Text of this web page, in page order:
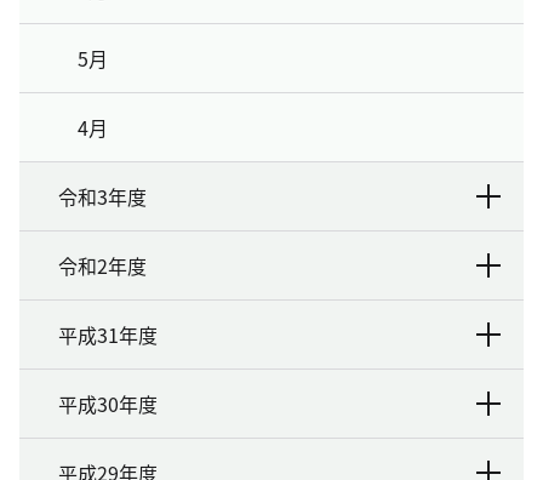
5月
4月
令和3年度
令和2年度
平成31年度
平成30年度
平成29年度